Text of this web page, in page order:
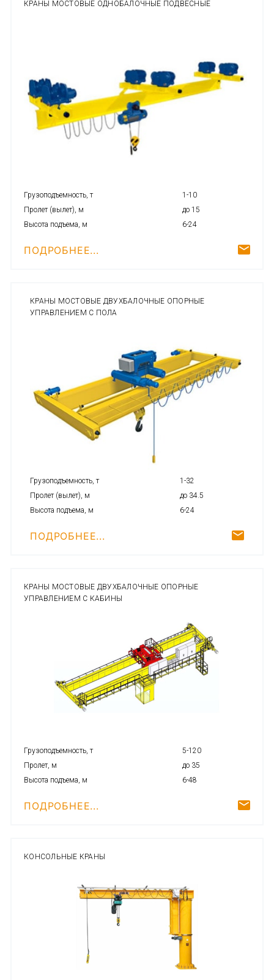
КРАНЫ МОСТОВЫЕ ОДНОБАЛОЧНЫЕ ПОДВЕСНЫЕ
Грузоподъемность, т
1-10
Пролет (вылет), м
до 15
Высота подъема, м
6-24
ПОДРОБНЕЕ...
КРАНЫ МОСТОВЫЕ ДВУХБАЛОЧНЫЕ ОПОРНЫЕ
УПРАВЛЕНИЕМ С ПОЛА
Грузоподъемность, т
1-32
Пролет (вылет), м
до 34.5
Высота подъема, м
6-24
ПОДРОБНЕЕ...
КРАНЫ МОСТОВЫЕ ДВУХБАЛОЧНЫЕ ОПОРНЫЕ
УПРАВЛЕНИЕМ С КАБИНЫ
Грузоподъемность, т
5-120
Пролет, м
до 35
Высота подъема, м
6-48
ПОДРОБНЕЕ...
КОНСОЛЬНЫЕ КРАНЫ